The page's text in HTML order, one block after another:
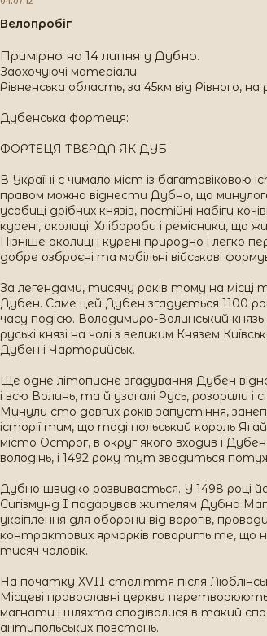
Велопробіг
Примірно на 14 липня у Дубно.
Заохочуючі матеріали:
Рівненська область, за 45км від Рівного, на
Дубенська фортеця:
ФОРТЕЦЯ ТВЕРДА ЯК ДУБ
В Україні є чимало міст із
правом можна віднести Дубно, що
усобиці дрібних князів, постійні набіги
курені, околиці. Хлібороби і ремісники,
Пізніше околиці і курені природно і
добре озброєні та мобільні військові
За легендами, тисячу років тому на
Дубен. Саме цей Дубен згадується 1100
часу подією. Володимиро-Волинський князь
руські князі на чолі з великим Князем
Дубен і Чарторийськ.
Ще одне літописне згадування Дубен
і всю Волинь, та й узагалі Русь, розорили
Минули сто довгих років запустіння,
історії тим, що тоді польський король
місто Острог, в округ якого входив і
володінь, і 1492 року тут зводиться
Дубно швидко розвивається. У 1498 році
Сигізмунд I подарував жителям Дубна
укріплення для оборони від ворогів,
контрактових ярмарків говорить те, що на
тисяч чоловік.
На початку XVII століття після
Місцеві православні церкви
магнати і шляхта сподівалися в такий
антипольських повстань.